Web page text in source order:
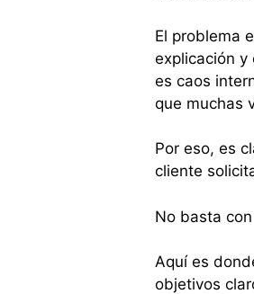
El problema
explicación y
es caos
que muchas
Por eso, es
cliente
No basta
Aquí es
objetivos